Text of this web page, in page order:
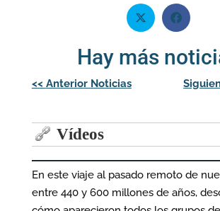
Hay más
Navegación
de
<< Anterior Noticias
Vídeos
En este viaje al pasado remoto de
entre 440 y 600 millones de años,